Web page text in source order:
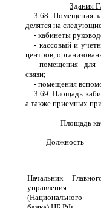
Здания Г
3.68. Помещения з
делятся на
- кабинеты
- кассовый и
центров,
-помещения для
связи;
- помещения
3 .69.Площадь
а также приемных
Площадь
Должность
Начальник
управления
(Национального